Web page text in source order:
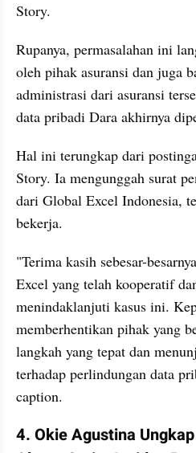
Story.
Rupanya, permasalahan ini
oleh pihak asuransi dan juga
administrasi dari asuransi
data pribadi Dara akhirnya
Hal ini terungkap dari
Story. Ia mengunggah surat
dari Global Excel Indonesia,
bekerja.
"Terima kasih sebesar-
Excel yang telah kooperatif
menindaklanjuti kasus ini.
memberhentikan pihak yang
langkah yang tepat dan
terhadap perlindungan data
caption.
4. Okie Agustina